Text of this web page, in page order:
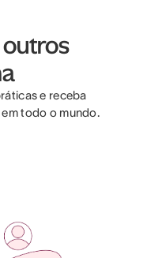
e receba
todo o mundo.